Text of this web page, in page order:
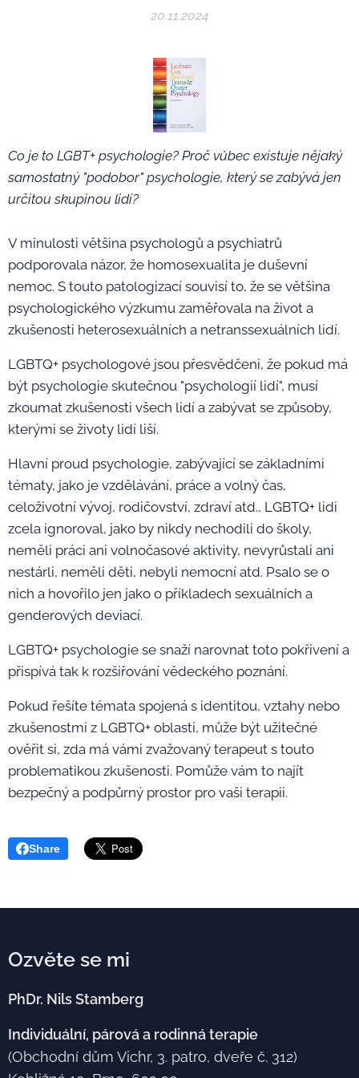
20.11.2024
Co je to LGBT+ psychologie? Proč vůbec existuje nějaký
samostatný "podobor" psychologie, který se zabývá jen
určitou skupinou lidí?
V minulosti většina psychologů a psychiatrů
podporovala názor, že homosexualita je duševní
nemoc. S touto patologizací souvisí to, že se většina
psychologického výzkumu zaměřovala na život a
zkušenosti heterosexuálních a netranssexuálních lidí.
LGBTQ+ psychologové jsou přesvědčeni, že pokud má
být psychologie skutečnou "psychologií lidí", musí
zkoumat zkušenosti všech lidí a zabývat se způsoby,
kterými se životy lidí liší.
Hlavní proud psychologie, zabývající se základními
tématy, jako je vzdělávání, práce a volný čas,
celoživotní vývoj, rodičovství, zdraví atd., LGBTQ+ lidi
zcela ignoroval, jako by nikdy nechodili do školy,
neměli práci ani volnočasové aktivity, nevyrůstali ani
nestárli, neměli děti, nebyli nemocní atd. Psalo se o
nich a hovořilo jen jako o příkladech sexuálních a
genderových deviací.
LGBTQ+ psychologie se snaží narovnat toto pokřivení a
přispívá tak k rozšiřování vědeckého poznání.
Pokud řešíte témata spojená s identitou, vztahy nebo
zkušenostmi z LGBTQ+ oblasti, může být užitečné
ověřit si, zda má vámi zvažovaný terapeut s touto
problematikou zkušenosti. Pomůže vám to najít
bezpečný a podpůrný prostor pro vaši terapii.
Share
Ozvěte se mi
PhDr. Nils Stamberg
Individuální, párová a rodinná terapie
(Obchodní dům Vichr, 3. patro, dveře č. 312)